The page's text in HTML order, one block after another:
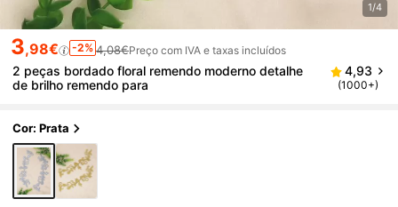
1/4
3,98€ -2% 4,08€Preço com IVA e taxas incluídos
2 peças bordado floral remendo moderno detalhe
de brilho remendo para
4,93
(1000+)
Cor: Prata